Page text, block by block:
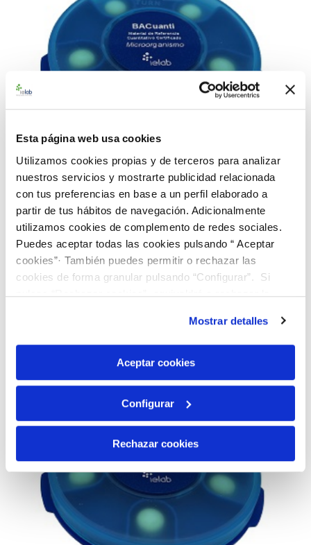
Esta página web usa cookies
Utilizamos cookies propias y de terceros para analizar
nuestros servicios y mostrarte publicidad relacionada
con tus preferencias en base a un perfil elaborado a
partir de tus hábitos de navegación. Adicionalmente
utilizamos cookies de complemento de redes sociales.
Puedes aceptar todas las cookies pulsando “ Aceptar
cookies”· También puedes permitir o rechazar las
cookies de forma granular pulsando “Configurar”. Si
pulsas “Rechazar cookies”, equivaldrá a rechazar la
son indispensables para que el sitio web funcione y que
por tanto no se pueden desactivar. Puedes consultar
más información en nuestraPolítica de Cookies
Mostrar detalles
Aceptar cookies
Configurar
Rechazar cookies
990062 BACuanti Rango Bajo E. coli CECT 434
187,00 €
AÑADIR AL CARRITO